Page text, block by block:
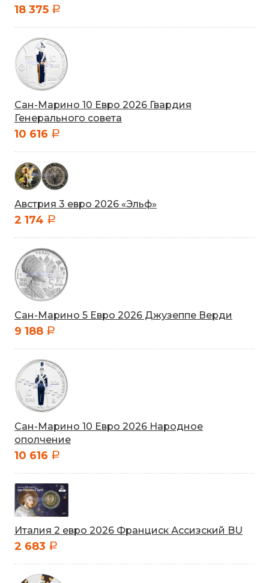
18 375 a
Сан-Марино 10 Евро 2026 Гвардия
Генерального совета
10 616 a
Австрия 3 евро 2026 «Эльф»
2 174 a
Сан-Марино 5 Евро 2026 Джузеппе Верди
9 188 a
Сан-Марино 10 Евро 2026 Народное
ополчение
10 616 a
Италия 2 евро 2026 Франциск Ассизский BU
2 683 a